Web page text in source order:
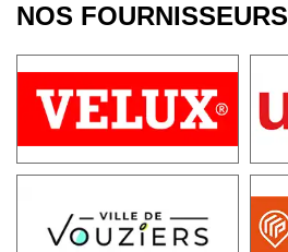
NOS FOURNISSEURS